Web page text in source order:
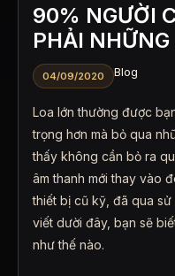
90% NGƯỜI
PHẢI
04/09/2020 Blog
Loa lớn thường được
trọng hơn mà bỏ qua
thấy không cần bỏ ra
âm thanh mới thay vào
thiết bị cũ kỹ, đã qua
viết dười đây, bạn sẽ
như thế nào.